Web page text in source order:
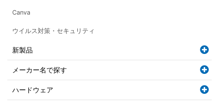
Canva
ウイルス対策・セキュリティ
新製品
メーカー名で探す
ハードウェア